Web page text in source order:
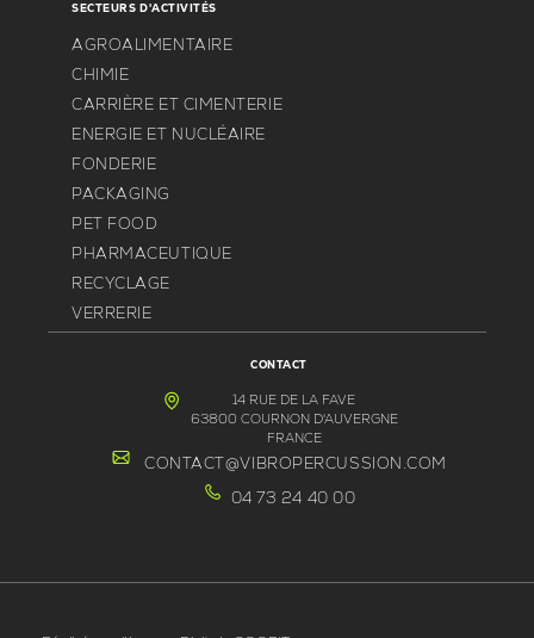
SECTEURS D'ACTIVITÉS
AGROALIMENTAIRE
CHIMIE
CARRIÈRE ET CIMENTERIE
ENERGIE ET NUCLÉAIRE
FONDERIE
PACKAGING
PET FOOD
PHARMACEUTIQUE
RECYCLAGE
VERRERIE
CONTACT
14 RUE DE LA FAVE
63800 COURNON D'AUVERGNE
FRANCE
CONTACT@VIBROPERCUSSION.COM
04 73 24 40 00